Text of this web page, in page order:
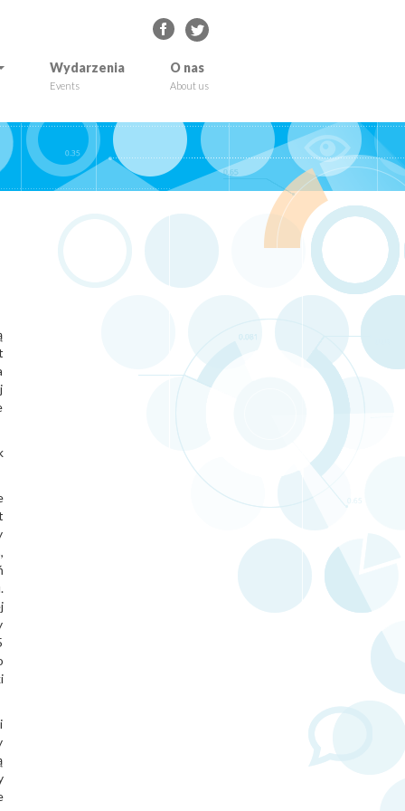
Wydarzenia
Events
O nas
About us